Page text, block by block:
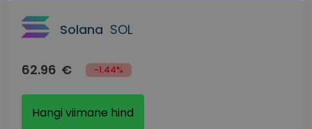
Solana SOL
62.96 € -1.44%
Hangi viimane hind